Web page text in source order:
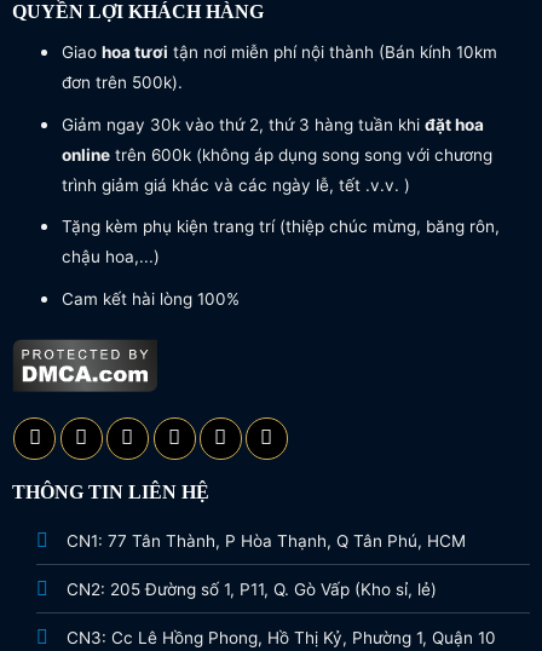
QUYỀN LỢI KHÁCH HÀNG
Giao hoa tươi tận nơi miễn phí nội thành (Bán kính 10km
đơn trên 500k).
Giảm ngay 30k vào thứ 2, thứ 3 hàng tuần khi đặt hoa
onlinetrên 600k (không áp dụng song song với chương
trình giảm giá khác và các ngày lễ, tết .v.v. )
Tặng kèm phụ kiện trang trí (thiệp chúc mừng, băng rôn,
chậu hoa,...)
Cam kết hài lòng 100%
THÔNG TIN LIÊN HỆ
CN1: 77 Tân Thành, P Hòa Thạnh, Q Tân Phú, HCM
CN2: 205 Đường số 1, P11, Q. Gò Vấp (Kho sỉ, lẻ)
CN3: Cc Lê Hồng Phong, Hồ Thị Kỷ, Phường 1, Quận 10